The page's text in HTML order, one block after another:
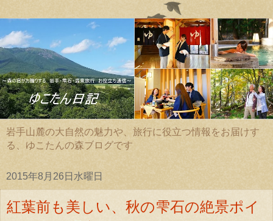
岩手山麓の大自然の魅力や、旅行に役立つ情報をお届けす
る、ゆこたんの森ブログです
2015年8月26日水曜日
紅葉前も美しい、秋の雫石の絶景ポイ